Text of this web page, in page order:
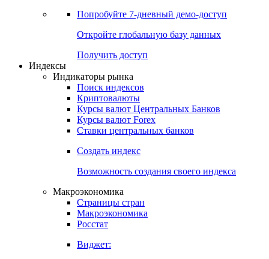
Попробуйте 7-дневный демо-доступ
Откройте глобальную базу данных
Получить доступ
Индексы
Индикаторы рынка
Поиск индексов
Криптовалюты
Курсы валют Центральных Банков
Курсы валют Forex
Ставки центральных банков
Создать индекс
Возможность создания своего индекса
Макроэкономика
Страницы стран
Макроэкономика
Росстат
Виджет: